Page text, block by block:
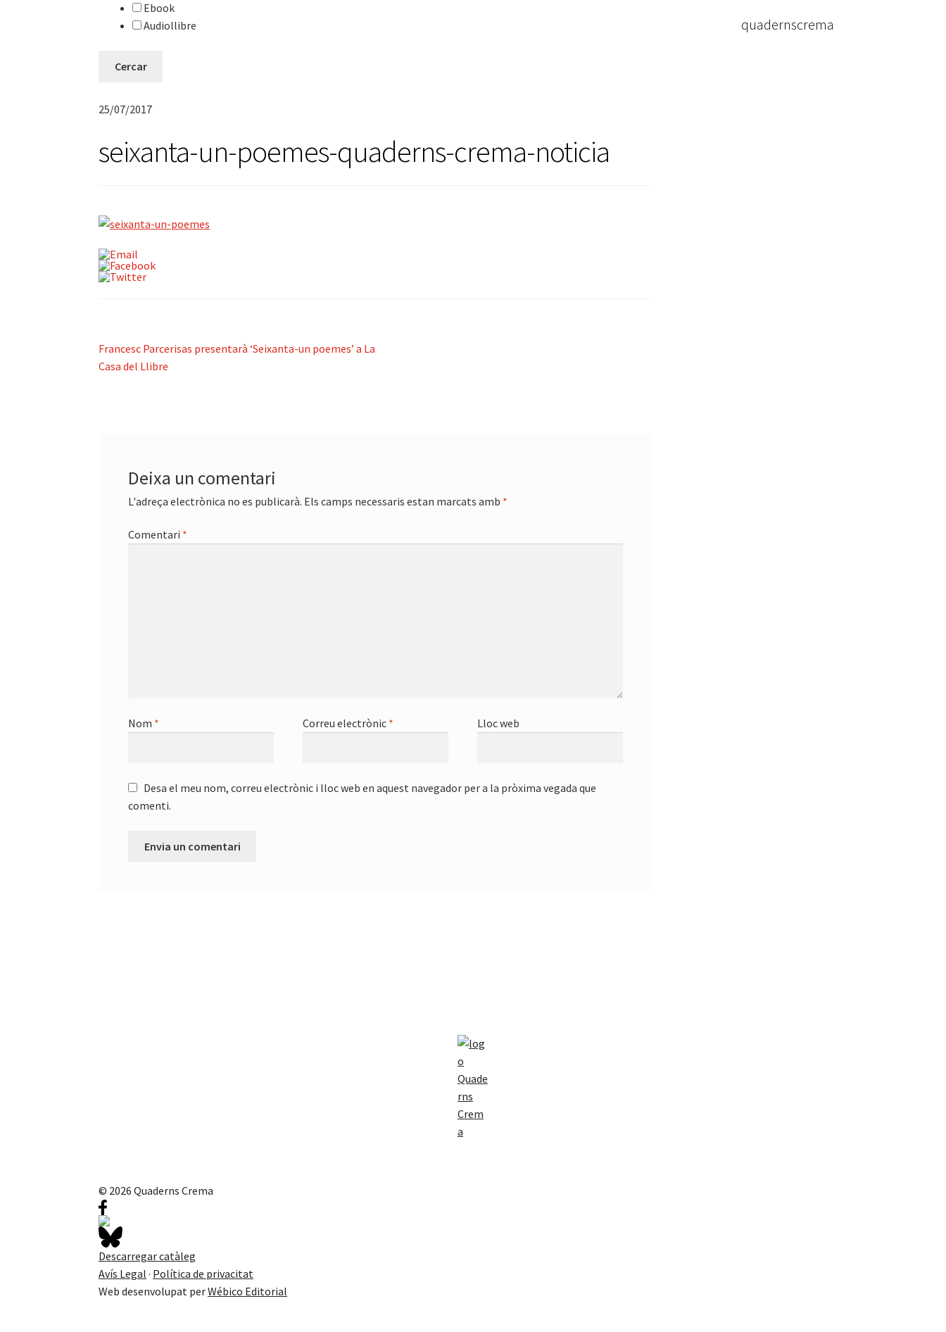
Ebook
Audiollibre
25/07/2017
seixanta-un-poemes-quaderns-crema-noticia
Navegació
d'entrades
Entrada
anterior:
Francesc Parcerisas presentarà ‘Seixanta-un poemes’ a La
Casa del Llibre
Deixa un comentari
L'adreça electrònica no es publicarà. Els camps necessaris estan marcats amb *
Comentari *
Nom * Correu electrònic * Lloc web
Desa el meu nom, correu electrònic i lloc web en aquest navegador per a la pròxima vegada que
comenti.
quadernscrema
© 2026 Quaderns Crema
Descarregar catàleg
Avís Legal · Política de privacitat
Web desenvolupat perWébico Editorial